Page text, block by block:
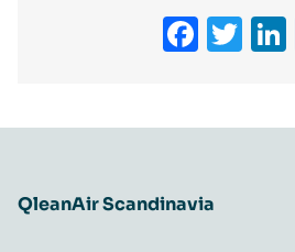
QleanAir Scandinavia